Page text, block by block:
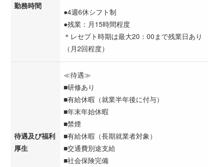
勤務時間
●4週6休シフト制
●残業：月15時間程度
＊レセプト時期は最大20：00まで残業日あり
（月2回程度）
待遇及び福利
厚生
≪待遇≫
■研修あり
■有給休暇（就業半年後に付与）
■年末年始休暇
■禁煙
■有給休暇（長期就業者対象）
■交通費別途支給
■社会保険完備